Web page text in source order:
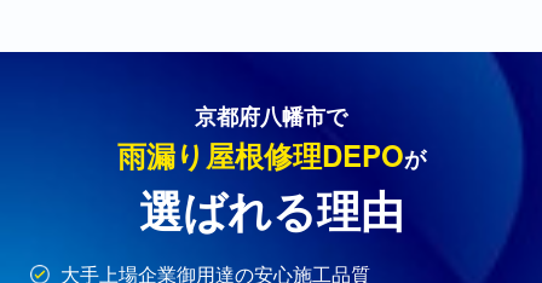
京都府八幡市で
雨漏り屋根修理DEPOが
選ばれる理由
大手上場企業御用達の安心施工品質